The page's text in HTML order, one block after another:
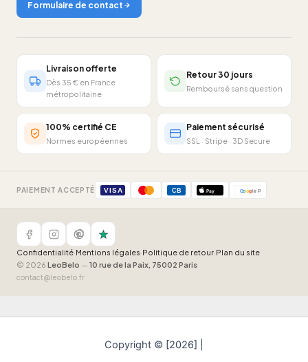
Formulaire de contact
Livraison offerte
Dès 35 € en France
métropolitaine
Retour 30 jours
Remboursé sans question
100% certifié CE
Normes européennes
Paiement sécurisé
SSL · Stripe · 3D Secure
PAIEMENT ACCEPTÉ VISA CB Pay Google Pay
Confidentialité·Mentions légales·Politique de retour·Plan du site
© 2026 LeoBelo — 10 rue de la Paix, 75002 Paris
contact@leobelo.fr
Copyright © [2026] |